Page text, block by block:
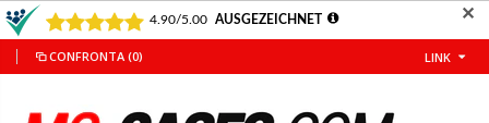
✕
CONFRONTA (0) LINK